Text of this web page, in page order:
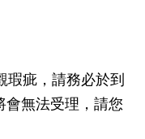
瑕疵，請務必於到
會無法受理，請您